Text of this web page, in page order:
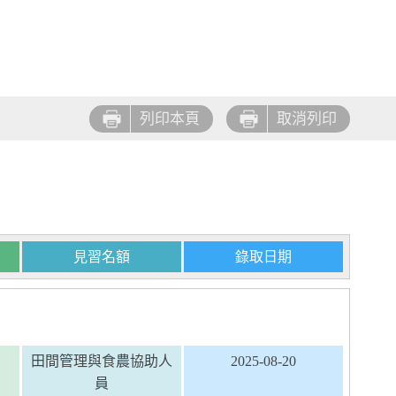
取消列印
列印本頁
見習名額 錄取日期
田間管理與食農協助人
員
2025-08-20